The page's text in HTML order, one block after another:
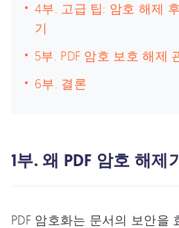
4부. 고급 팁: 암호 해제
기
5부. PDF 암호 보호 해제
6부. 결론
1부. 왜 PDF 암호 해제
PDF 암호화는 문서의 보안을